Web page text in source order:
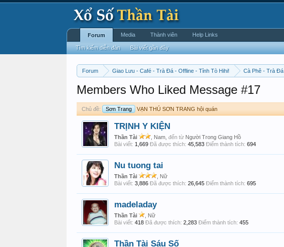
Forum Giao Lưu - Café - Trà Đá - Offline - Tỉnh Tò Hihi! Cà Phê - Trà Đá
Members Who Liked Message #17
Chủ đề: Sơn Trang VẠN THÚ SƠN TRANG hội quán
TRỊNH Y KIỆN
Thần Tài , Nam, đến từ Người Trong Giang Hồ
Bài viết: 1,669 Đã được thích: 45,583 Điểm thành tích: 694
Nu tuong tai
Thần Tài
, Nữ
Bài viết: 3,886 Đã được thích: 26,645 Điểm thành tích: 695
madeladay
Thần Tài
, Nữ
Bài viết: 418 Đã được thích: 2,283 Điểm thành tích: 455
Thần Tài Sáu Số
Forum
Tìm kiếm diễn đàn Bài viết gần đây
Media Thành viên Help Links